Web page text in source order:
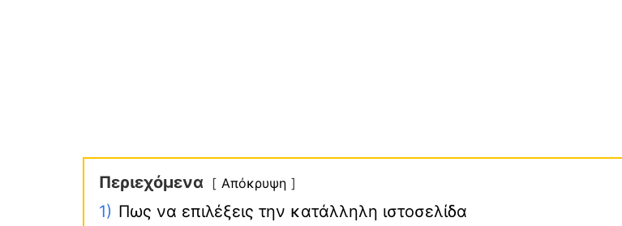
Περιεχόμενα Απόκρυψη
1) Πως να επιλέξεις την κατάλληλη ιστοσελίδα